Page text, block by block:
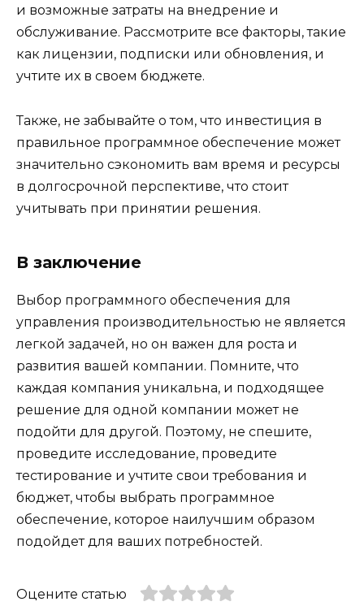
и возможные затраты на внедрение и
обслуживание. Рассмотрите все факторы, такие
как лицензии, подписки или обновления, и
учтите их в своем бюджете.
Также, не забывайте о том, что инвестиция в
правильное программное обеспечение может
значительно сэкономить вам время и ресурсы
в долгосрочной перспективе, что стоит
учитывать при принятии решения.
В заключение
Выбор программного обеспечения для
управления производительностью не является
легкой задачей, но он важен для роста и
развития вашей компании. Помните, что
каждая компания уникальна, и подходящее
решение для одной компании может не
подойти для другой. Поэтому, не спешите,
проведите исследование, проведите
тестирование и учтите свои требования и
бюджет, чтобы выбрать программное
обеспечение, которое наилучшим образом
подойдет для ваших потребностей.
Оцените статью